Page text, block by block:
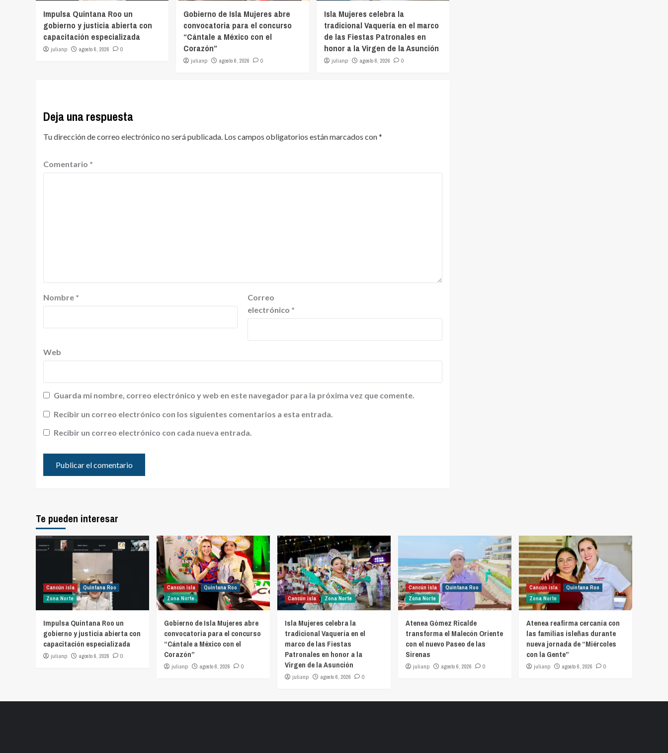
Impulsa Quintana Roo un
gobierno y justicia abierta con
capacitación especializada
julianp agosto 6, 2026 0
Gobierno de Isla Mujeres abre
convocatoria para el concurso
“Cántale a México con el
Corazón”
julianp agosto 6, 2026 0
Isla Mujeres celebra la
tradicional Vaquería en el marco
de las Fiestas Patronales en
honor a la Virgen de la Asunción
julianp agosto 6, 2026 0
Deja una respuesta
Tu dirección de correo electrónico no será publicada. Los campos obligatorios están marcados con*
Comentario *
Nombre *
Correo
electrónico *
Web
Guarda mi nombre, correo electrónico y web en este navegador para la próxima vez que comente.
Recibir un correo electrónico con los siguientes comentarios a esta entrada.
Recibir un correo electrónico con cada nueva entrada.
Te pueden interesar
Cancún isla
Quintana Roo
Zona Norte
Impulsa Quintana Roo un
gobierno y justicia abierta con
capacitación especializada
julianp agosto 6, 2026 0
Cancún isla
Quintana Roo
Zona Norte
Gobierno de Isla Mujeres abre
convocatoria para el concurso
“Cántale a México con el
Corazón”
julianp agosto 6, 2026 0
Cancún isla Zona Norte
Isla Mujeres celebra la
tradicional Vaquería en el
marco de las Fiestas
Patronales en honor a la
Virgen de la Asunción
julianp agosto 6, 2026 0
Cancún isla
Quintana Roo
Zona Norte
Atenea Gómez Ricalde
transforma el Malecón Oriente
con el nuevo Paseo de las
Sirenas
julianp agosto 6, 2026 0
Cancún isla
Quintana Roo
Zona Norte
Atenea reafirma cercanía con
las familias isleñas durante
nueva jornada de “Miércoles
con la Gente”
julianp agosto 6, 2026 0